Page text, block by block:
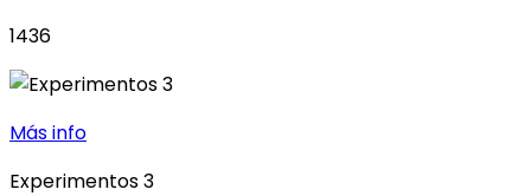
1436
Más info
Experimentos 3